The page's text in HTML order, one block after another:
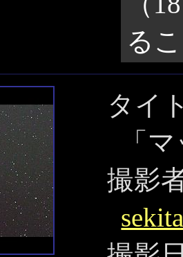
る
タイ
「
撮影